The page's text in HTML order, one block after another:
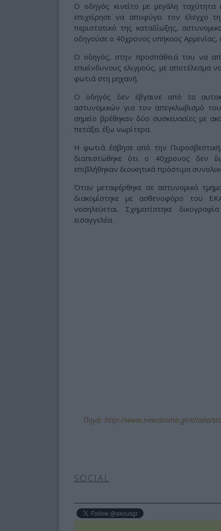
Ο οδηγός κινείτο με μεγάλη ταχύτητα
επιχείρησε να αποφύγει τον έλεγχο
περιστατικό της καταδίωξης,
οδηγούσε ο 40χρονος υπήκοος Αρμενίας,
Ο οδηγός, στην προσπάθειά του να
επικίνδυνους ελιγμούς, με αποτέλεσμα
φωτιά στη μηχανή.
Ο οδηγός δεν έβγαινε από το
αστυνομικών για τον απεγκλωβισμό
σημείο βρέθηκαν δύο συσκευασίες με
πετάξει έξω νωρίτερα.
Η φωτιά έσβησε από την
διαπιστώθηκε ότι ο 40χρονος δεν
επιβλήθηκαν διοικητικά πρόστιμα
Όταν μεταφέρθηκε σε αστυνομικό
διακομίστηκε με ασθενοφόρο του
νοσηλεύεται. Σχηματίστηκε
εισαγγελέα.
Πηγή: http://www.newsbomb.gr/ellada/
SOCIAL